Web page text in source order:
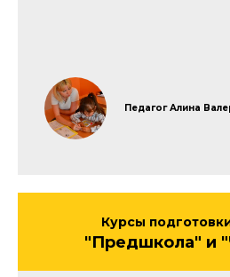
Педагог Алина
Курсы
"Предшкола" и